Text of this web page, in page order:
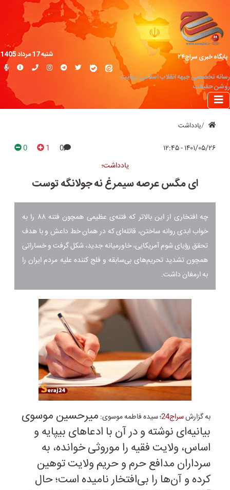
پایگاه خبری سراج۲۴
رسانه تخصصی جبهه انقلاب اسلامی؛ روایت
روشن حقیقت
شنبه 17 مرداد 1405
یادداشت
۱۴۰۱/۰۵/۲۶ - ۱۲:۴۵ 0
1
0
یادداشت؛
ای مگس عرصه سیمرغ نه جولانگه توست
چه افتخاری از این بالاتر که فتنه‌ی عظیمی همچون فتنه ۸۸ را به
خواب ابدی روانه ساختن، قائله‌ای که در همان خط داعش و با هدف
تحقق رؤیای شوم آمریکایی، خاورمیانه جدید، شکل گرفت و خساراتی
همچون تشدید تحریم‌‌های بی‌سابقه و فلج کننده علیه مردم ایران را
به ارمغان داشت.
به گزارشسراج24 ؛ سیده فاطمه موسوی: میرحسین موسوی
بیانیه‌ای نوشته و در آن با ادعاهای بی­پایه و
‌اساس، ولایت فقیه را موروثی خوانده، به
سرداران مدافع حرم و حریم ولایت توهین
کرده و آن‌ها را بی‌افتخار نامیده است؛ حال